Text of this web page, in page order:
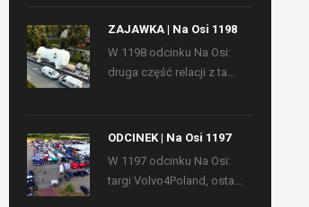
ZAJAWKA | Na Osi 1198
W 1198 odcinku Na Osi:
druga część relacji z ta...
ODCINEK | Na Osi 1197
W 1197 odcinku Na Osi:
targi Volvo4Poland, osta...